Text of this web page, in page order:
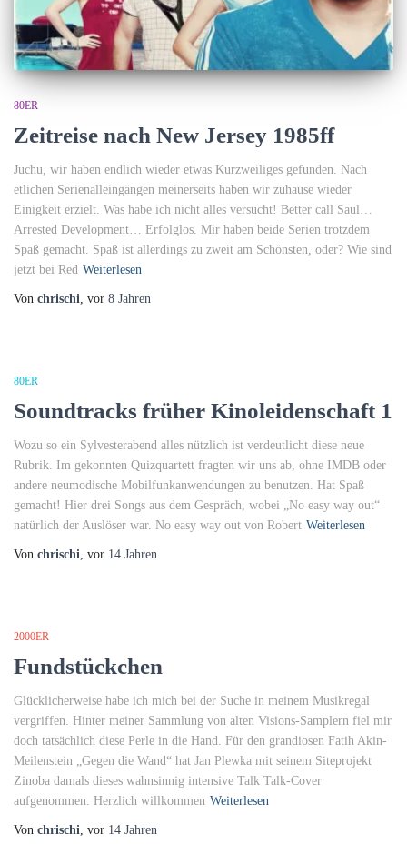
80ER
Zeitreise nach New Jersey 1985ff
Juchu, wir haben endlich wieder etwas Kurzweiliges gefunden. Nach
etlichen Serienalleingängen meinerseits haben wir zuhause wieder
Einigkeit erzielt. Was habe ich nicht alles versucht! Better call Saul…
Arrested Development… Erfolglos. Mir haben beide Serien trotzdem
Spaß gemacht. Spaß ist allerdings zu zweit am Schönsten, oder? Wie sind
jetzt bei Red Weiterlesen
Von chrischi , vor 8 Jahren
80ER
Soundtracks früher Kinoleidenschaft 1
Wozu so ein Sylvesterabend alles nützlich ist verdeutlicht diese neue
Rubrik. Im gekonnten Quizquartett fragten wir uns ab, ohne IMDB oder
andere neumodische Mobilfunkanwendungen zu benutzen. Hat Spaß
gemacht! Hier drei Songs aus dem Gespräch, wobei „No easy way out“
natürlich der Auslöser war. No easy way out von Robert Weiterlesen
Von chrischi , vor 14 Jahren
2000ER
Fundstückchen
Glücklicherweise habe ich mich bei der Suche in meinem Musikregal
vergriffen. Hinter meiner Sammlung von alten Visions-Samplern fiel mir
doch tatsächlich diese Perle in die Hand. Für den grandiosen Fatih Akin-
Meilenstein „Gegen die Wand“ hat Jan Plewka mit seinem Siteprojekt
Zinoba damals dieses wahnsinnig intensive Talk Talk-Cover
aufgenommen. Herzlich willkommen Weiterlesen
Von chrischi , vor 14 Jahren